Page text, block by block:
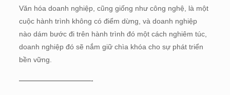
Văn hóa doanh nghiệp, cũng giống như công nghệ, là một
cuộc hành trình không có điểm dừng, và doanh nghiệp
nào dám bước đi trên hành trình đó một cách nghiêm túc,
doanh nghiệp đó sẽ nắm giữ chìa khóa cho sự phát triển
bền vững.
——————————-